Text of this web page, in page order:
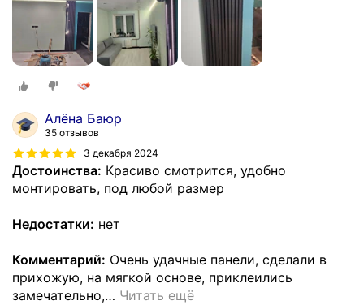
Алёна Баюр
35 отзывов
3 декабря 2024
Достоинства: Красиво смотрится, удобно
монтировать, под любой размер
Недостатки: нет
Комментарий: Очень удачные панели, сделали в
прихожую, на мягкой основе, приклеились
замечательно,… Читать ещё